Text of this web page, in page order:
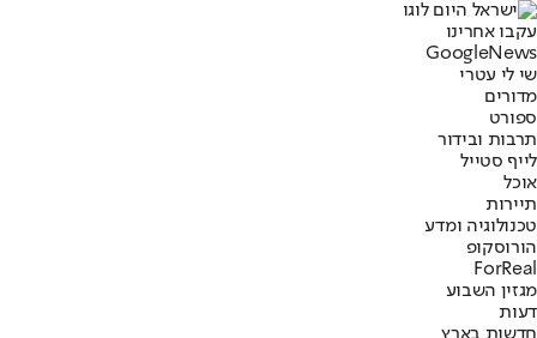
עקבו אחרינו
Googl eNews
שי לי עטרי
מדורים
ספורט
תרבות ובידור
לייף סטייל
אוכל
תיירות
טכנולוגיה ומדע
הורוסקופ
ForReal
מגזין השבוע
דעות